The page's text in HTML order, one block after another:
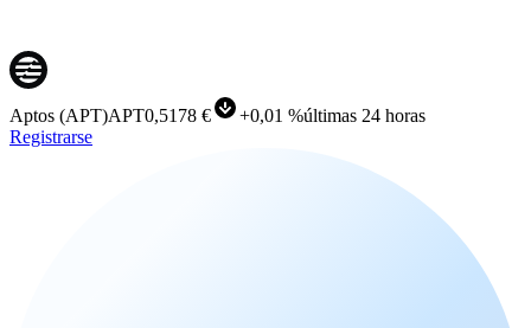
Aptos (APT)APT0,5178 € +0,01 %últimas 24 horas
Registrarse